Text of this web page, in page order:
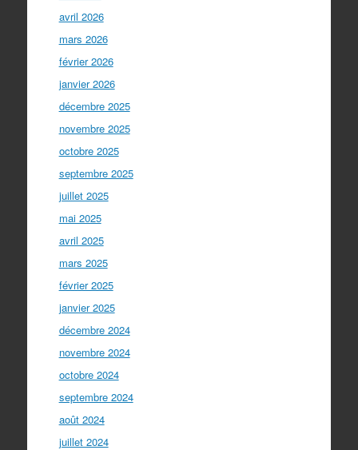
avril 2026
mars 2026
février 2026
janvier 2026
décembre 2025
novembre 2025
octobre 2025
septembre 2025
juillet 2025
mai 2025
avril 2025
mars 2025
février 2025
janvier 2025
décembre 2024
novembre 2024
octobre 2024
septembre 2024
août 2024
juillet 2024